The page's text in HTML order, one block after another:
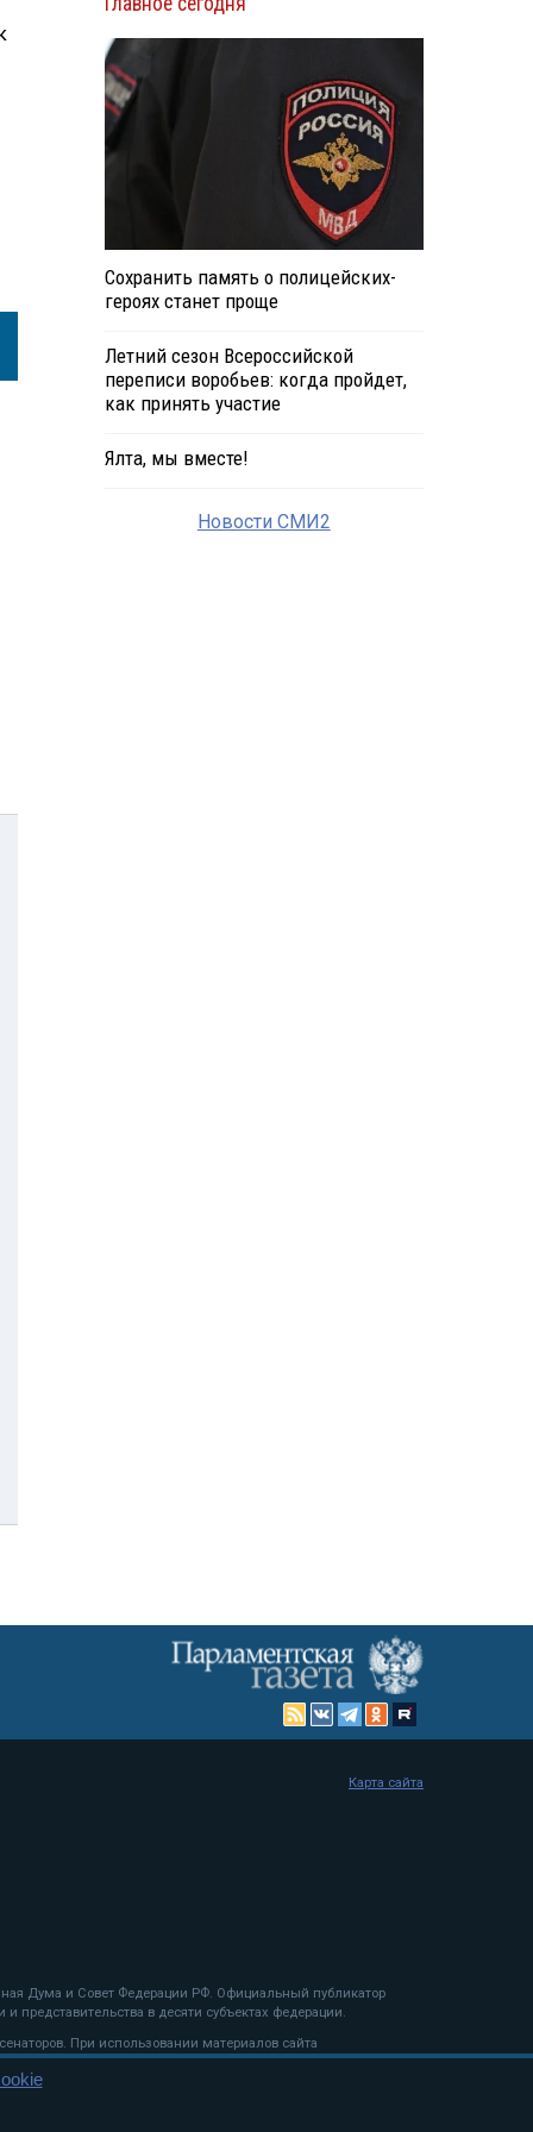
Сохранить память о полицейских-
героях станет проще
Летний сезон Всероссийской
переписи воробьев: когда пройдет,
как принять участие
Ялта, мы вместе!
Новости СМИ2
Дума и Совет Федерации РФ. Официальный публикатор
представительства в десяти субъектах федерации.
При использовании материалов сайта
Карта сайта